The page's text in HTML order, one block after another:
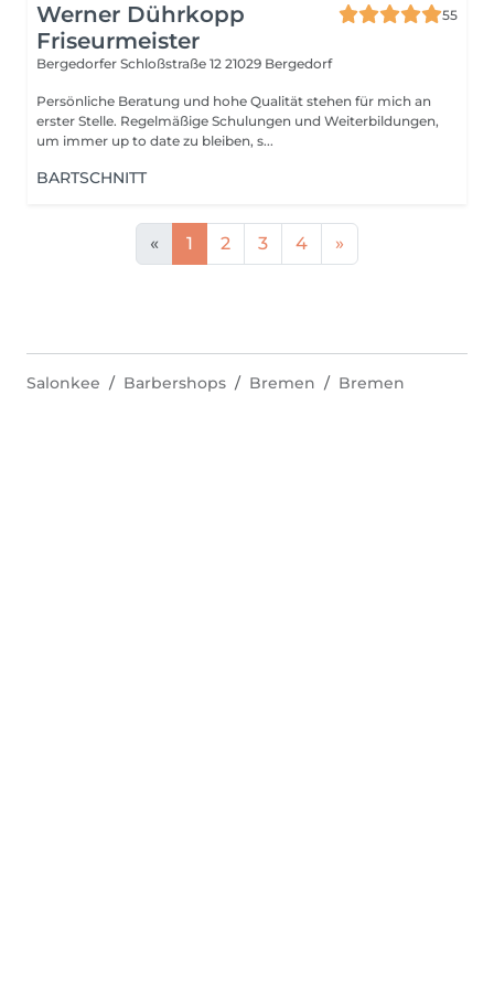
Werner Dührkopp
Friseurmeister
55
Bergedorfer Schloßstraße 12 21029 Bergedorf
Persönliche Beratung und hohe Qualität stehen für mich an
erster Stelle. Regelmäßige Schulungen und Weiterbildungen,
um immer up to date zu bleiben, s...
BARTSCHNITT
« 1 2 3 4 »
Salonkee Barbershops Bremen Bremen